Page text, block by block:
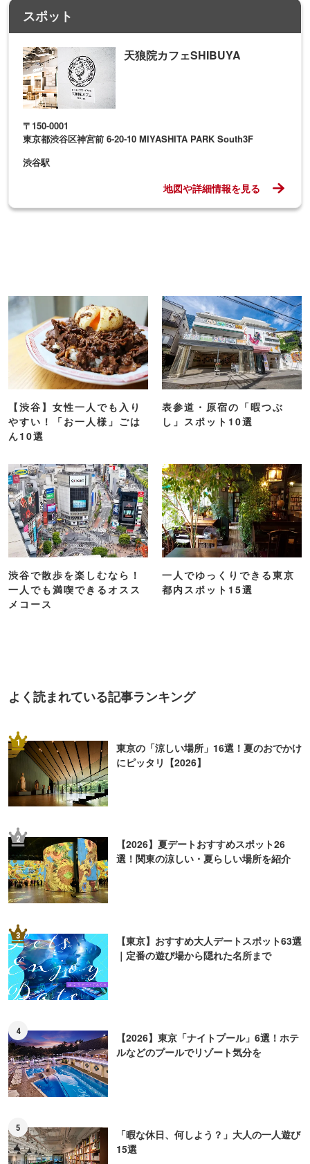
スポット
天狼院カフェSHIBUYA
〒150-0001
東京都渋谷区神宮前 6-20-10 MIYASHITA PARK South3F
渋谷駅
地図や詳細情報を見る
【渋谷】女性一人でも入り
やすい！「お一人様」ごは
ん10選
表参道・原宿の「暇つぶ
し」スポット10選
渋谷で散歩を楽しむなら！
一人でも満喫できるオスス
メコース
一人でゆっくりできる東京
都内スポット15選
よく読まれている記事ランキング
1
東京の「涼しい場所」16選！夏のおでかけ
にピッタリ【2026】
2
【2026】夏デートおすすめスポット26
選！関東の涼しい・夏らしい場所を紹介
3
【東京】おすすめ大人デートスポット63選
｜定番の遊び場から隠れた名所まで
4
【2026】東京「ナイトプール」6選！ホテ
ルなどのプールでリゾート気分を
5
「暇な休日、何しよう？」大人の一人遊び
15選